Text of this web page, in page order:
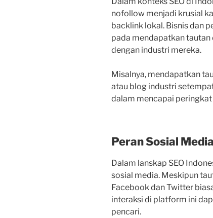
nofollow menjadi krusial
backlink lokal. Bisnis dan
pada mendapatkan
dengan industri mereka.
Misalnya, mendapatkan
atau blog industri
dalam mencapai
Peran Sosial
Dalam lanskap SEO
sosial media. Meskipun
Facebook dan Twitter
interaksi di platform ini
pencari.